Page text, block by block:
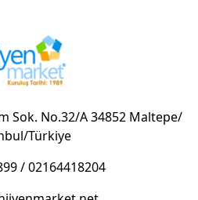
Sok. No.32/A 34852 Maltepe/
Türkiye
/02164418204